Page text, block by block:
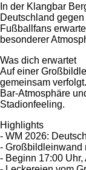
In der Klangbar
Deutschland
Fußballfans
besonderer
Was dich erwartet
Auf einer
gemeinsam
Bar-Atmosphäre
Stadionfeeling.
Highlights
- WM 2026:
- Großbildleinwand
- Beginn 17:00 Uhr,